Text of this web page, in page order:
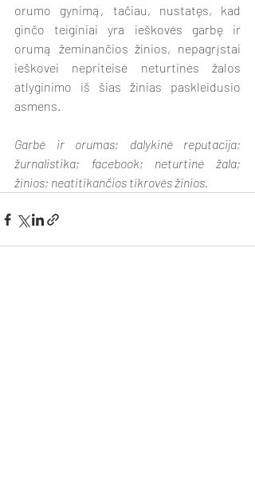
orumo gynimą, tačiau, nustatęs, kad
ginčo teiginiai yra ieškovės garbę ir
orumą žeminančios žinios, nepagrįstai
ieškovei nepriteisė neturtinės žalos
atlyginimo iš šias žinias paskleidusio
asmens.
Garbė ir orumas; dalykinė reputacija;
žurnalistika; facebook; neturtinė žala;
žinios; neatitikančios tikrovės žinios.